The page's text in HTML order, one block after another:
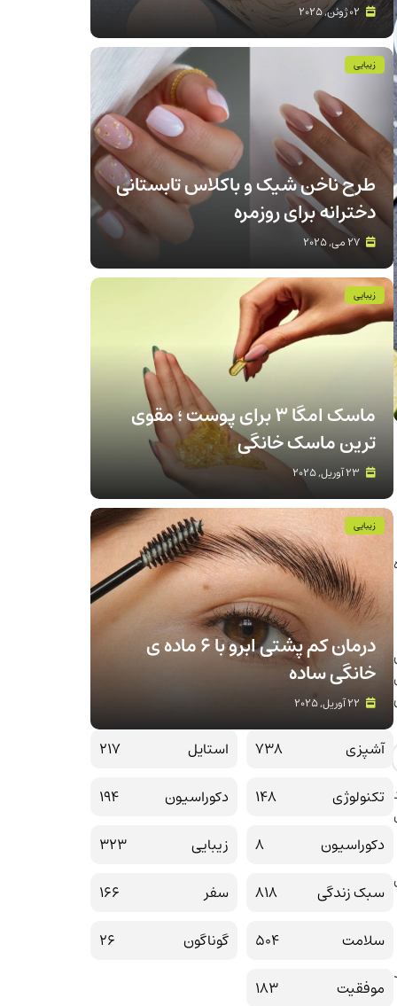
طرح ناخن شیک و باکلاس تابستانی
دخترانه برای روزمره
زیبایی
ماسک امگا 3 برای پوست ؛ مقوی
ترین ماسک خانگی
زیبایی
درمان کم پشتی ابرو با 6 ماده ی
خانگی ساده
زیبایی
آشپزی 738 استایل
217
تکنولوژی
148 دکوراسیون
194
دکوراسیون
8 زیبایی
323
سبک زندگی
818 سفر
166
سلامت
504 گوناگون
26
موفقیت
183